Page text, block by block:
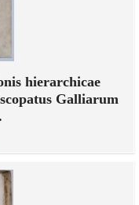
hierarchicae
Galliarum